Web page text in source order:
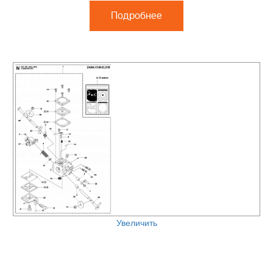
Подробнее
Увеличить